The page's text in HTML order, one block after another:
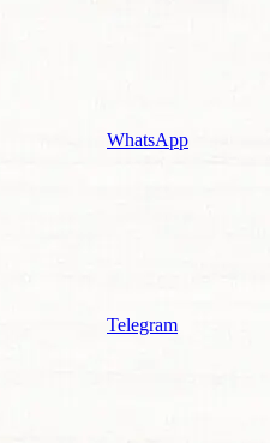
WhatsApp
Telegram